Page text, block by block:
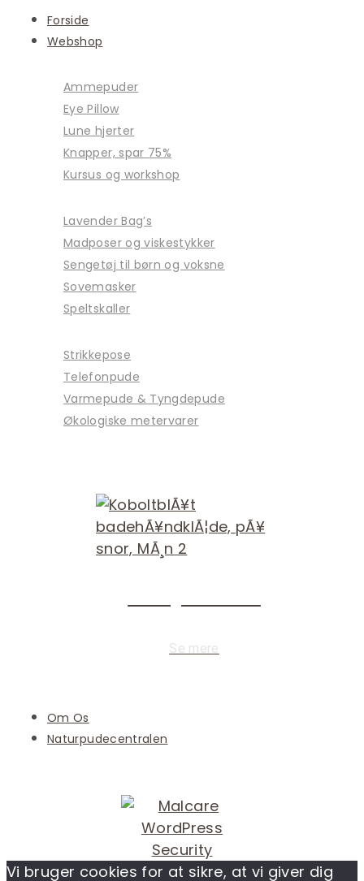
Forside
Webshop
Ammepuder
Eye Pillow
Lune hjerter
Knapper, spar 75%
Kursus og workshop
Lavender Bag’s
Madposer og viskestykker
Sengetøj til børn og voksne
Sovemasker
Speltskaller
Strikkepose
Telefonpude
Varmepude & Tyngdepude
Økologiske metervarer
Se mere
Om Os
Naturpudecentralen
Vi bruger cookies for at sikre, at vi giver dig